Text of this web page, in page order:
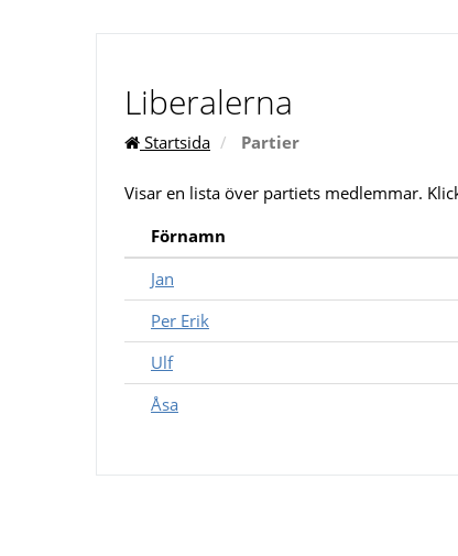
Liberalerna
Startsida Partier
Visar en lista över partiets medlemmar.
Förnamn
Jan
Per Erik
Ulf
Åsa